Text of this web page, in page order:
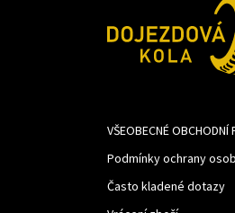
VŠEOBECNÉ OBCHODNÍ
Podmínky ochrany
Často kladené dotazy